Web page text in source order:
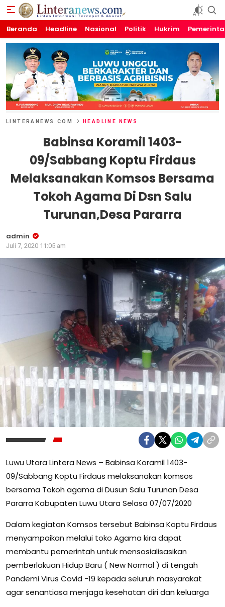
Linteranews.com
Lintas Informasi Tercepat dan Akurat
Beranda Headline Nasional Politik Hukrim
LINTERANEWS.COM HEADLINE NEWS
Babinsa Koramil 1403-
09/Sabbang Koptu Firdaus
Melaksanakan Komsos Bersama
Tokoh Agama Di Dsn Salu
Turunan,Desa Pararra
admin
Juli 7, 2020 11:05 am
Luwu Utara Lintera News – Babinsa Koramil 1403-
09/Sabbang Koptu Firdaus melaksanakan komsos
bersama Tokoh agama di Dusun Salu Turunan Desa
Pararra Kabupaten Luwu Utara Selasa 07/07/2020
Dalam kegiatan Komsos tersebut Babinsa Koptu Firdaus
menyampaikan melalui toko Agama kira dapat
membantu pemerintah untuk mensosialisasikan
pemberlakuan Hidup Baru ( New Normal ) di tengah
Pandemi Virus Covid -19 kepada seluruh masyarakat
agar senantiasa menjaga kesehatan diri dan keluarga